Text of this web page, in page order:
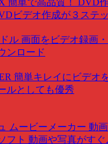
ビデオ作成が３ステ
簡単キレイにビデオ
ルとしても優秀